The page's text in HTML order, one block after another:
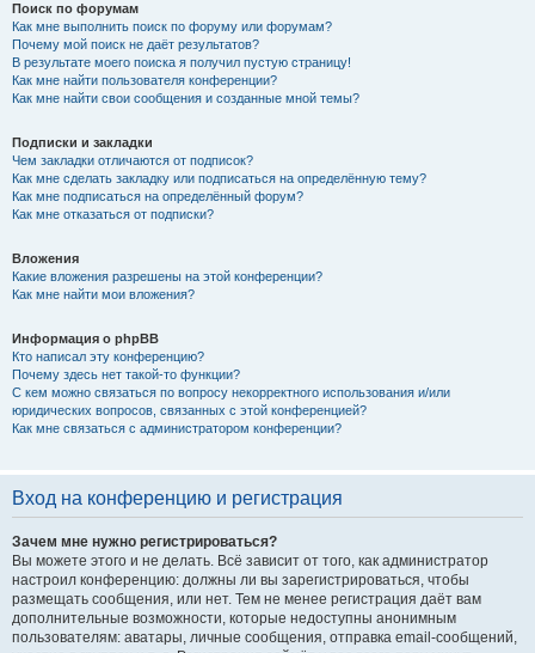
Поиск по форумам
Как мне выполнить поиск по форуму или форумам?
Почему мой поиск не даёт результатов?
В результате моего поиска я получил пустую страницу!
Как мне найти пользователя конференции?
Как мне найти свои сообщения и созданные мной темы?
Подписки и закладки
Чем закладки отличаются от подписок?
Как мне сделать закладку или подписаться на определённую тему?
Как мне подписаться на определённый форум?
Как мне отказаться от подписки?
Вложения
Какие вложения разрешены на этой конференции?
Как мне найти мои вложения?
Информация о phpBB
Кто написал эту конференцию?
Почему здесь нет такой-то функции?
С кем можно связаться по вопросу некорректного использования и/или
юридических вопросов, связанных с этой конференцией?
Как мне связаться с администратором конференции?
Вход на конференцию и регистрация
Зачем мне нужно регистрироваться?
Вы можете этого и не делать. Всё зависит от того, как администратор
настроил конференцию: должны ли вы зарегистрироваться, чтобы
размещать сообщения, или нет. Тем не менее регистрация даёт вам
дополнительные возможности, которые недоступны анонимным
пользователям: аватары, личные сообщения, отправка email-сообщений,